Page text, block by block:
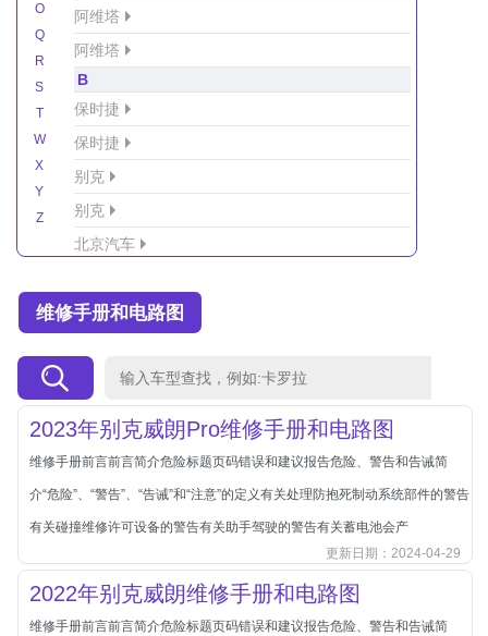
O
Q
R
S
T
W
X
Y
Z
阿维塔
阿维塔
B
保时捷
保时捷
别克
别克
北京汽车
北京越野车
北汽制造
奔腾
奔腾
维修手册和电路图
2023年别克威朗Pro维修手册和电路图
维修手册前言前言简介危险标题页码错误和建议报告危险、警告和告诫简
介“危险”、“警告”、“告诫”和“注意”的定义有关处理防抱死制动系统部件的警告
有关碰撞维修许可设备的警告有关助手驾驶的警告有关蓄电池会产
更新日期：2024-04-29
2022年别克威朗维修手册和电路图
维修手册前言前言简介危险标题页码错误和建议报告危险、警告和告诫简